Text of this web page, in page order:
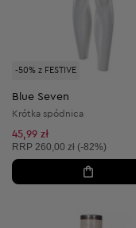
-50% z FESTIVE
Blue Seven
Krótka spódnica
45,99 zł
Cena sugerowana:
RRP 260,00 zł (-82%)